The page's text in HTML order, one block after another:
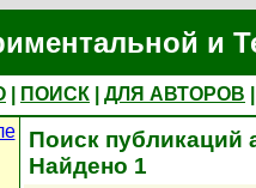
и
ПОИСК ДЛЯ АВТОРОВ
Поиск публикаций
Найдено 1